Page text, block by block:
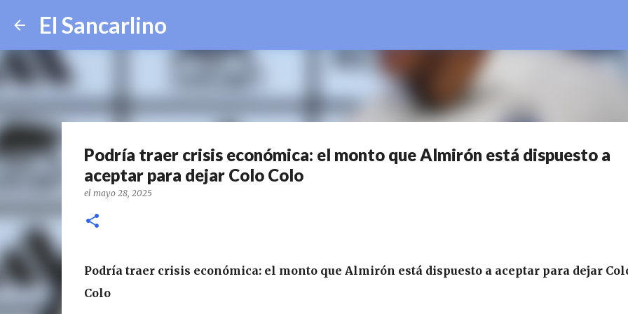
El Sancarlino
Podría traer crisis económica: el monto que Almirón está dispuesto a
aceptar para dejar Colo Colo
el mayo 28, 2025
Podría traer crisis económica: el monto que Almirón está dispuesto a aceptar para dejar
Colo